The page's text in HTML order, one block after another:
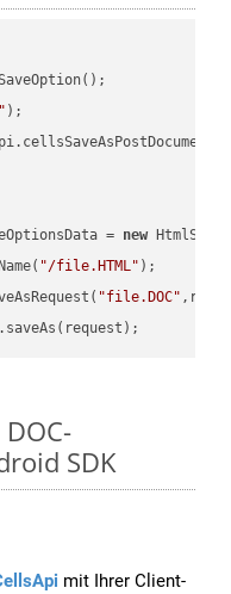
);
= new
"/file.HTML" );
"file.DOC"
SDK
mit Ihrer Client-